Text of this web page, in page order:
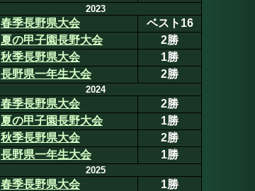
2023
春季長野県大会
ベスト16
夏の甲子園長野大会
2勝
秋季長野県大会
1勝
長野県一年生大会
2勝
2024
春季長野県大会
2勝
夏の甲子園長野大会
1勝
秋季長野県大会
2勝
長野県一年生大会
1勝
2025
春季長野県大会
1勝